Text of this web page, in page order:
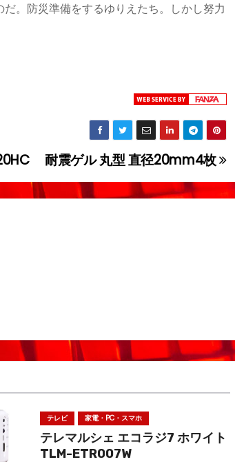
。防災準備をするゆりえたち。しかし努力
耐震ゲル 丸型 直径20mm4枚
テレビ 家電・PC・スマホ
テレマルシェ エコラジ7 ホワイト
TLM-ETR007W